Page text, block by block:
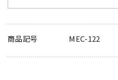
商品記号 MEC-122